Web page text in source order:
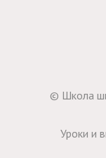
© Школа
Уроки и